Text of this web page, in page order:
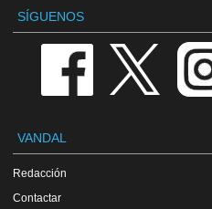
SÍGUENOS
VANDAL
Redacción
Contactar